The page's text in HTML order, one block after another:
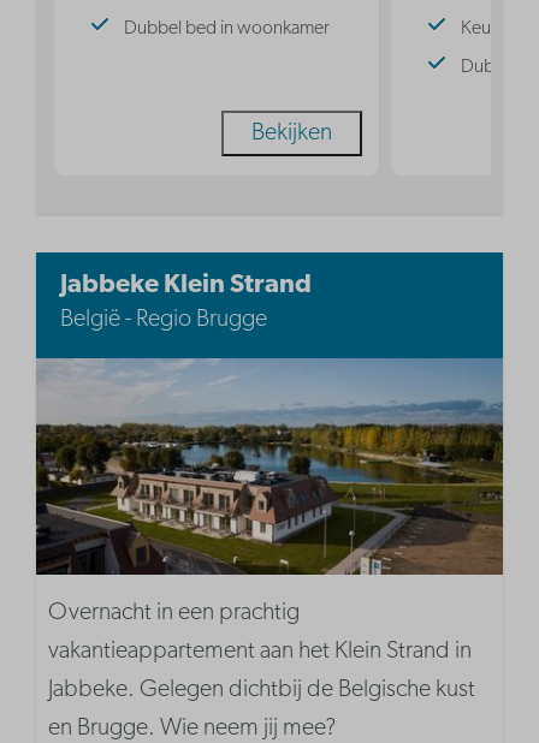
Dubbel bed in woonkamer
Bekijken
Keuken
Dubbel
Jabbeke Klein Strand
België - Regio Brugge
Overnacht in een prachtig
vakantieappartement aan het Klein Strand in
Jabbeke. Gelegen dichtbij de Belgische kust
en Brugge. Wie neem jij mee?